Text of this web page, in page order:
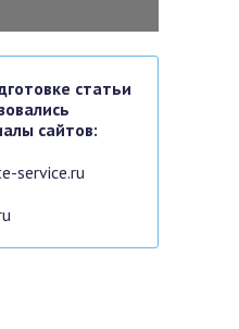
статьи
сайтов:
service.ru